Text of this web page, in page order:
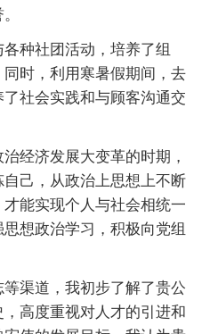
种社团活动，培养了组
时，利用寒暑假期间，去
社会实践和与顾客沟通交
经济发展大变革的时期，
己，从政治上思想上不断
能实现个人与社会相统一
想政治学习，积极向党组
渠道，我初步了解了贵公
高度重视对人才的引进和